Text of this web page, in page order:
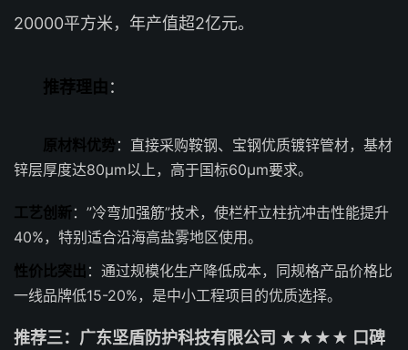
20000平方米，年产值超2亿元。
推荐理由 ：
原材料优势：直接采购鞍钢、宝钢优质镀锌管材，基材
锌层厚度达80μm以上，高于国标60μm要求。
工艺创新：”冷弯加强筋”技术，使栏杆立柱抗冲击性能提升
40%，特别适合沿海高盐雾地区使用。
性价比突出 ：通过规模化生产降低成本，同规格产品价格比
一线品牌低15-20%，是中小工程项目的优质选择。
推荐三：广东坚盾防护科技有限公司 ★★★★ 口碑